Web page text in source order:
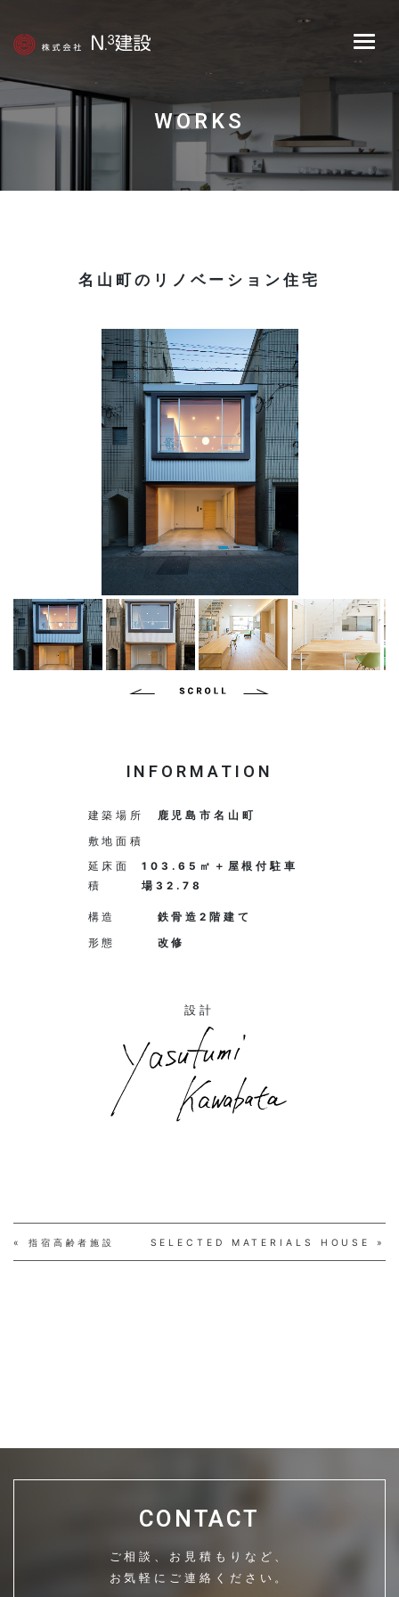
content
WORKS
名山町のリノベーション住宅
INFORMATION
建築場所 鹿児島市名山町
敷地面積
延床面
積
103.65㎡＋屋根付駐車
場32.78
構造 鉄骨造2階建て
形態 改修
設計
« 指宿高齢者施設 SELECTED MATERIALS HOUSE »
CONTACT
ご相談、お見積もりなど、
お気軽にご連絡ください。